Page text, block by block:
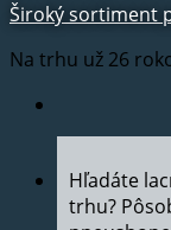
Široký sortiment
Na trhu už 26
Hľadáte
trhu?